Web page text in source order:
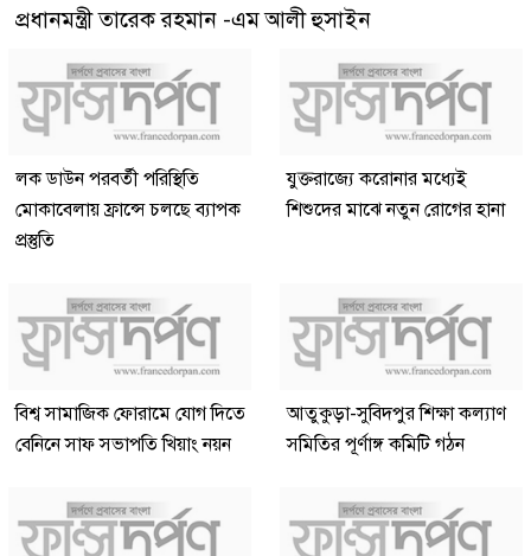
প্রধানমন্ত্রী তারেক রহমান -এম আলী হুসাইন
লক ডাউন পরবর্তী পরিস্থিতি
মোকাবেলায় ফ্রান্সে চলছে ব্যাপক
প্রস্তুতি
যুক্তরাজ্যে করোনার মধ্যেই
শিশুদের মাঝে নতুন রোগের হানা
বিশ্ব সামাজিক ফোরামে যোগ দিতে
বেনিনে সাফ সভাপতি খিয়াং নয়ন
আতুকুড়া-সুবিদপুর শিক্ষা কল্যাণ
সমিতির পূর্ণাঙ্গ কমিটি গঠন